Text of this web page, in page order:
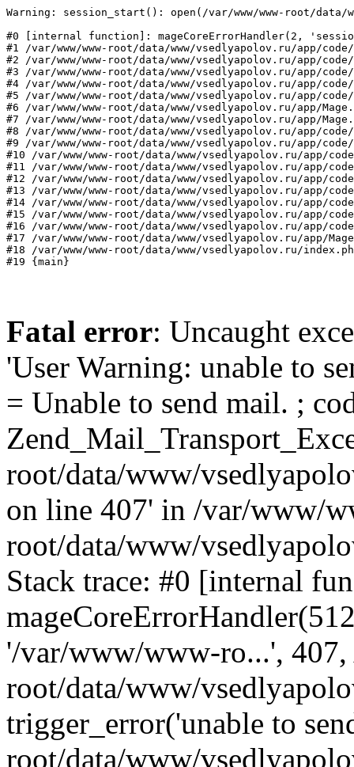
Warning: session_start(): open(/var/www/www-root/data/
#0 [internal function]: mageCoreErrorHandler(2,
#1 /var/www/www-root/data/www/vsedlyapolov.ru/app/
#2 /var/www/www-root/data/www/vsedlyapolov.ru/app/
#3 /var/www/www-root/data/www/vsedlyapolov.ru/app/
#4 /var/www/www-root/data/www/vsedlyapolov.ru/app/
#5 /var/www/www-root/data/www/vsedlyapolov.ru/app/
#6 /var/www/www-root/data/www/vsedlyapolov.ru/app/
#7 /var/www/www-root/data/www/vsedlyapolov.ru/app/
#8 /var/www/www-root/data/www/vsedlyapolov.ru/app/
#9 /var/www/www-root/data/www/vsedlyapolov.ru/app/
#10 /var/www/www-root/data/www/vsedlyapolov.ru/app/
#11 /var/www/www-root/data/www/vsedlyapolov.ru/app/
#12 /var/www/www-root/data/www/vsedlyapolov.ru/app/
#13 /var/www/www-root/data/www/vsedlyapolov.ru/app/
#14 /var/www/www-root/data/www/vsedlyapolov.ru/app/
#15 /var/www/www-root/data/www/vsedlyapolov.ru/app/
#16 /var/www/www-root/data/www/vsedlyapolov.ru/app/
#17 /var/www/www-root/data/www/vsedlyapolov.ru/app/
#18 /var/www/www-root/data/www/vsedlyapolov.ru/
#19 {main}
Fatal error: Uncaught
'User Warning: unable to
= Unable to send mail. ;
root/data/www/
on line 407' in /var/www/
root/data/www/
Stack trace: #0 [internal
'/var/www/www-ro...',
root/data/www/
trigger_error('unable to
root/data/www/